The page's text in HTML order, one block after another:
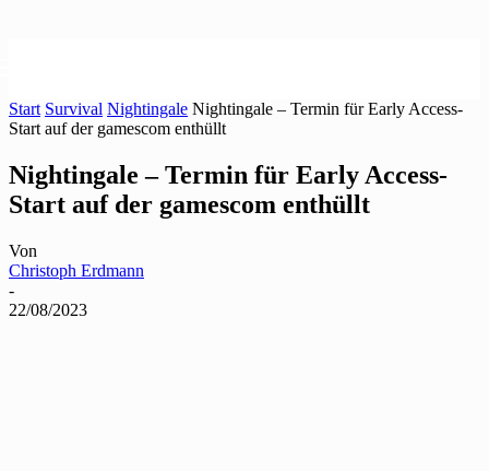
Start Survival Nightingale Nightingale – Termin für Early Access-
Start auf der gamescom enthüllt
Nightingale – Termin für Early Access-
Start auf der gamescom enthüllt
Von
Christoph Erdmann
-
22/08/2023